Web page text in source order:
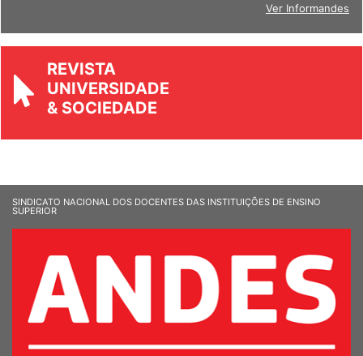
Ver Informandes
REVISTA
UNIVERSIDADE
& SOCIEDADE
SINDICATO NACIONAL DOS DOCENTES DAS INSTITUIÇÕES DE ENSINO
SUPERIOR